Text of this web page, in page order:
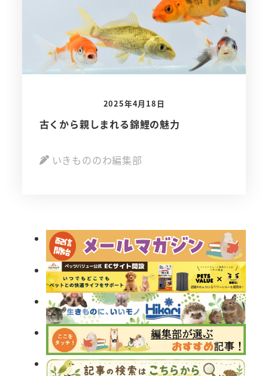
2025年4月18日
古くから親しまれる錦鯉の魅力
いきもののわ編集部